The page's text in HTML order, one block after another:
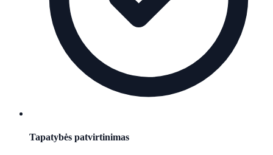
Tapatybės patvirtinimas